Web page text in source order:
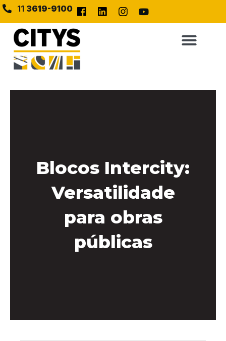
11 3619-9100
Blocos Intercity:
Versatilidade
para obras
públicas